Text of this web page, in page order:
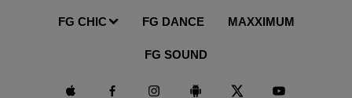
FG CHIC FG DANCE MAXXIMUM
FG SOUND